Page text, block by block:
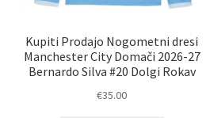
Kupiti Prodajo Nogometni dresi
Manchester City Domači 2026-27
Bernardo Silva #20 Dolgi Rokav
€35.00